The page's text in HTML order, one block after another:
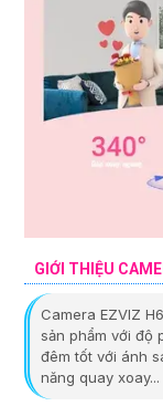
GIỚI THIỆU
Camera EZVIZ
sản phẩm với độ
đêm tốt với ánh
năng quay xoay...